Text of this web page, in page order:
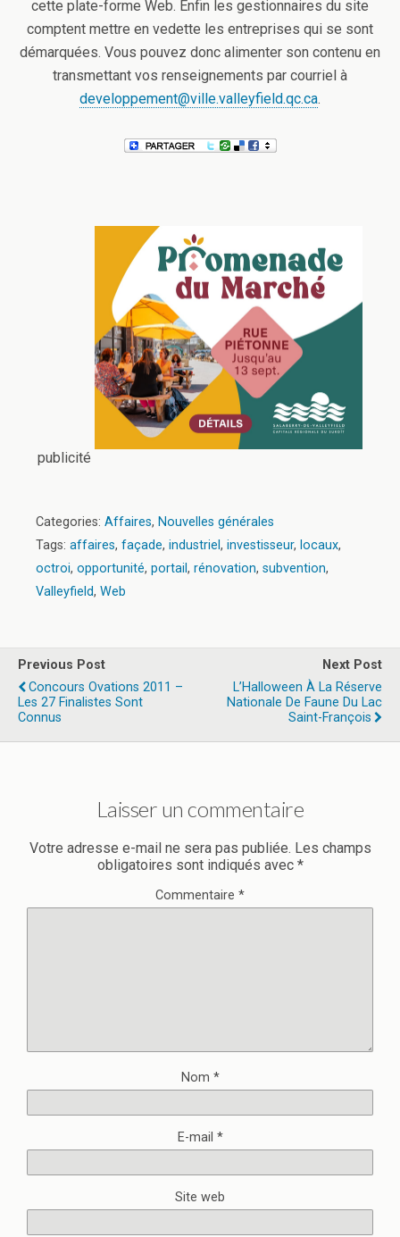
cette plate-forme Web. Enfin les gestionnaires du site
comptent mettre en vedette les entreprises qui se sont
démarquées. Vous pouvez donc alimenter son contenu en
transmettant vos renseignements par courriel à
developpement@ville.valleyfield.qc.ca.
publicité
Categories: Affaires, Nouvelles générales
Tags: affaires, façade, industriel , investisseur, locaux,
octroi, opportunité, portail , rénovation, subvention,
Valleyfield, Web
Previous Post
Concours Ovations 2011 –
Les 27 Finalistes Sont
Connus
Next Post
L’Halloween À La Réserve
Nationale De Faune Du Lac
Saint-François
Laisser un commentaire
Votre adresse e-mail ne sera pas publiée. Les champs
obligatoires sont indiqués avec *
Commentaire *
Nom *
E-mail *
Site web